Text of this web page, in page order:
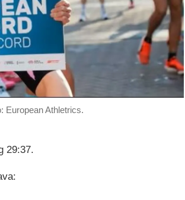
European Athletrics.
29:37.